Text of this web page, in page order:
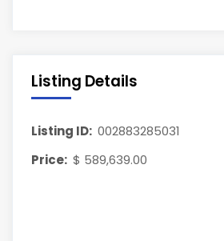
Listing Details
Listing ID: 002883285031
Price: $ 589,639.00